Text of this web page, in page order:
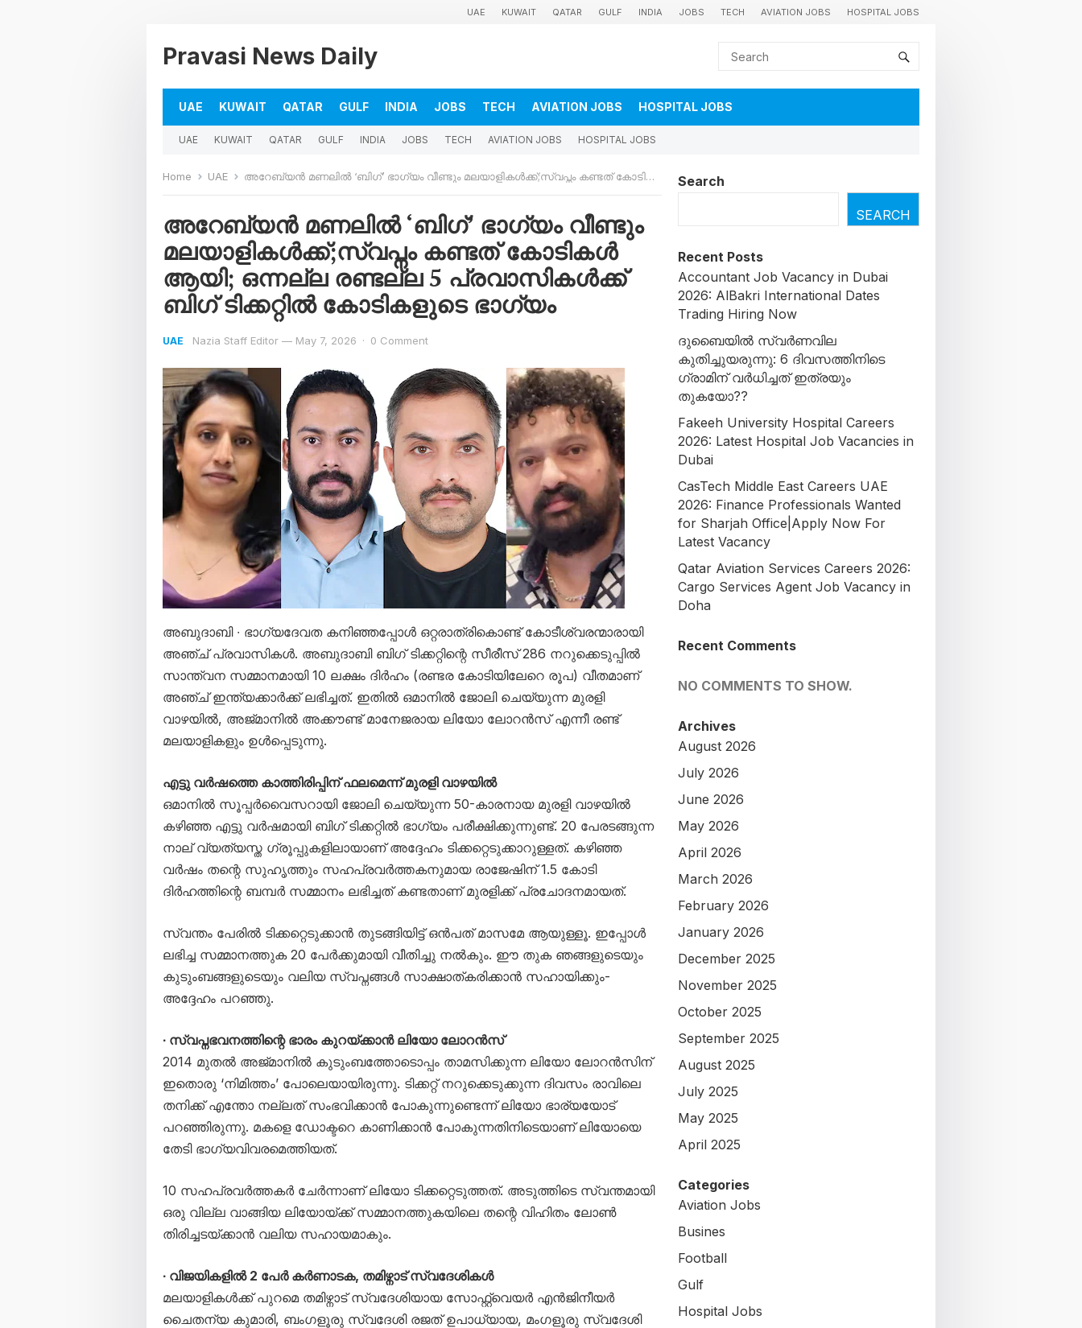
UAE KUWAIT QATAR GULF INDIA JOBS TECH AVIATION JOBS HOSPITAL JOBS
Pravasi News Daily
UAE KUWAIT QATAR GULF INDIA JOBS TECH AVIATION JOBS HOSPITAL JOBS
UAE KUWAIT QATAR GULF INDIA JOBS TECH AVIATION JOBS HOSPITAL JOBS
Home UAE അറേബ്യൻ മണലിൽ ‘ബിഗ്’ ഭാഗ്യം വീണ്ടും മലയാളികൾക്ക്;സ്വപ്നം കണ്ടത് കോടികൾ ആയി; ഒന്നല്ല രണ്ടല്ല 5 പ്രവാസികൾക്ക് ബിഗ് ടിക്കറ്റിൽ കോടികളുടെ ഭാഗ്യം
അറേബ്യൻ മണലിൽ ‘ബിഗ്’ ഭാഗ്യം വീണ്ടും
മലയാളികൾക്ക്;സ്വപ്നം കണ്ടത് കോടികൾ
ആയി; ഒന്നല്ല രണ്ടല്ല 5 പ്രവാസികൾക്ക്
ബിഗ് ടിക്കറ്റിൽ കോടികളുടെ ഭാഗ്യം
UAE Nazia Staff Editor — May 7, 2026 · 0 Comment
അബുദാബി ∙ ഭാഗ്യദേവത കനിഞ്ഞപ്പോൾ ഒറ്റരാത്രികൊണ്ട് കോടീശ്വരന്മാരായി
അഞ്ച് പ്രവാസികൾ. അബുദാബി ബിഗ് ടിക്കറ്റിന്റെ സീരീസ് 286 നറുക്കെടുപ്പിൽ
സാന്ത്വന സമ്മാനമായി 10 ലക്ഷം ദിർഹം (രണ്ടര കോടിയിലേറെ രൂപ) വീതമാണ്
അഞ്ച് ഇന്ത്യക്കാർക്ക് ലഭിച്ചത്. ഇതിൽ ഒമാനിൽ ജോലി ചെയ്യുന്ന മുരളി
വാഴയിൽ, അജ്മാനിൽ അക്കൗണ്ട് മാനേജരായ ലിയോ ലോറൻസ് എന്നീ രണ്ട്
മലയാളികളും ഉൾപ്പെടുന്നു.
എട്ടു വർഷത്തെ കാത്തിരിപ്പിന് ഫലമെന്ന് മുരളി വാഴയിൽ
ഒമാനിൽ സൂപ്പർവൈസറായി ജോലി ചെയ്യുന്ന 50-കാരനായ മുരളി വാഴയിൽ
കഴിഞ്ഞ എട്ടു വർഷമായി ബിഗ് ടിക്കറ്റിൽ ഭാഗ്യം പരീക്ഷിക്കുന്നുണ്ട്. 20 പേരടങ്ങുന്ന
നാല് വ്യത്യസ്ത ഗ്രൂപ്പുകളിലായാണ് അദ്ദേഹം ടിക്കറ്റെടുക്കാറുള്ളത്. കഴിഞ്ഞ
വർഷം തന്റെ സുഹൃത്തും സഹപ്രവർത്തകനുമായ രാജേഷിന് 1.5 കോടി
ദിർഹത്തിന്റെ ബമ്പർ സമ്മാനം ലഭിച്ചത് കണ്ടതാണ് മുരളിക്ക് പ്രചോദനമായത്.
സ്വന്തം പേരിൽ ടിക്കറ്റെടുക്കാൻ തുടങ്ങിയിട്ട് ഒൻപത് മാസമേ ആയുള്ളൂ. ഇപ്പോൾ
ലഭിച്ച സമ്മാനത്തുക 20 പേർക്കുമായി വീതിച്ചു നൽകും. ഈ തുക ഞങ്ങളുടെയും
കുടുംബങ്ങളുടെയും വലിയ സ്വപ്നങ്ങൾ സാക്ഷാത്കരിക്കാൻ സഹായിക്കും-
അദ്ദേഹം പറഞ്ഞു.
∙ സ്വപ്നഭവനത്തിന്റെ ഭാരം കുറയ്ക്കാൻ ലിയോ ലോറൻസ്
2014 മുതൽ അജ്മാനിൽ കുടുംബത്തോടൊപ്പം താമസിക്കുന്ന ലിയോ ലോറൻസിന്
ഇതൊരു ‘നിമിത്തം’ പോലെയായിരുന്നു. ടിക്കറ്റ് നറുക്കെടുക്കുന്ന ദിവസം രാവിലെ
തനിക്ക് എന്തോ നല്ലത് സംഭവിക്കാൻ പോകുന്നുണ്ടെന്ന് ലിയോ ഭാര്യയോട്
പറഞ്ഞിരുന്നു. മകളെ ഡോക്ടറെ കാണിക്കാൻ പോകുന്നതിനിടെയാണ് ലിയോയെ
തേടി ഭാഗ്യവിവരമെത്തിയത്.
10 സഹപ്രവർത്തകർ ചേർന്നാണ് ലിയോ ടിക്കറ്റെടുത്തത്. അടുത്തിടെ സ്വന്തമായി
ഒരു വില്ല വാങ്ങിയ ലിയോയ്ക്ക് സമ്മാനത്തുകയിലെ തന്റെ വിഹിതം ലോൺ
തിരിച്ചടയ്ക്കാൻ വലിയ സഹായമാകും.
∙ വിജയികളിൽ 2 പേർ കർണാടക, തമിഴ്നാട് സ്വദേശികൾ
മലയാളികൾക്ക് പുറമെ തമിഴ്നാട് സ്വദേശിയായ സോഫ്റ്റ്‌വെയർ എൻജിനീയർ
ചൈതന്യ കുമാരി, ബംഗളൂരു സ്വദേശി രജത് ഉപാധ്യായ, മംഗളൂരു സ്വദേശി
Search
SEARCH
Recent Posts
Accountant Job Vacancy in Dubai
2026: AlBakri International Dates
Trading Hiring Now
ദുബൈയിൽ സ്വർണവില
കുതിച്ചുയരുന്നു: 6 ദിവസത്തിനിടെ
ഗ്രാമിന് വർധിച്ചത് ഇത്രയും
തുകയോ??
Fakeeh University Hospital Careers
2026: Latest Hospital Job Vacancies in
Dubai
CasTech Middle East Careers UAE
2026: Finance Professionals Wanted
for Sharjah Office|Apply Now For
Latest Vacancy
Qatar Aviation Services Careers 2026:
Cargo Services Agent Job Vacancy in
Doha
Recent Comments
NO COMMENTS TO SHOW.
Archives
August 2026
July 2026
June 2026
May 2026
April 2026
March 2026
February 2026
January 2026
December 2025
November 2025
October 2025
September 2025
August 2025
July 2025
May 2025
April 2025
Categories
Aviation Jobs
Busines
Football
Gulf
Hospital Jobs